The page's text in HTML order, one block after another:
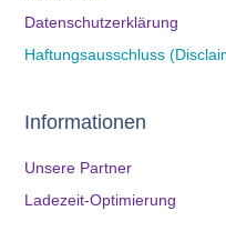
Datenschutzerklärung
Haftungsausschluss
Informationen
Unsere Partner
Ladezeit-Optimierung